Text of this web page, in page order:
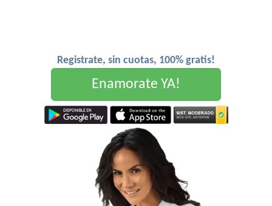
Registrate, sin cuotas, 100% gratis!
Enamorate YA!